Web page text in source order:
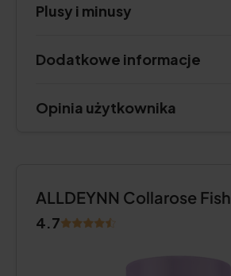
Plusy i minusy
Dodatkowe informacje
Opinia użytkownika
ALLDEYNN Collarose Fish
4.7